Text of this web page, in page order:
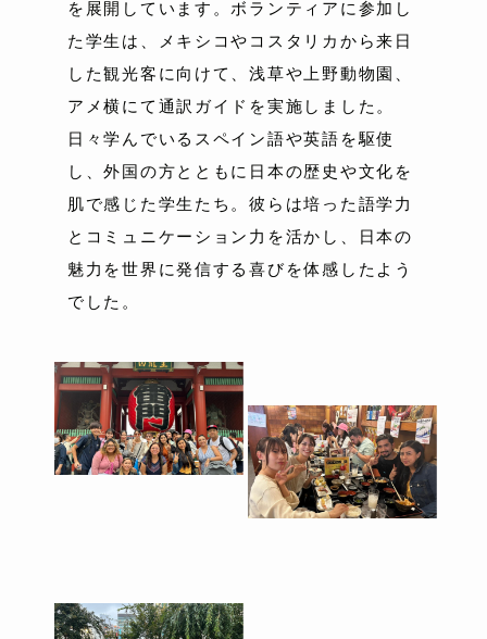
を展開しています。ボランティアに参加し
た学生は、メキシコやコスタリカから来日
した観光客に向けて、浅草や上野動物園、
アメ横にて通訳ガイドを実施しました。
日々学んでいるスペイン語や英語を駆使
し、外国の方とともに日本の歴史や文化を
肌で感じた学生たち。彼らは培った語学力
とコミュニケーション力を活かし、日本の
魅力を世界に発信する喜びを体感したよう
でした。